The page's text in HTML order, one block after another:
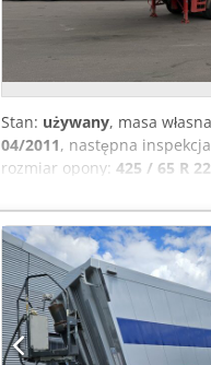
Stan: używany, masa
04/2011, następna inspekcja
rozmiar opony: 425 / 65 R